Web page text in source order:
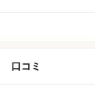
口コミ